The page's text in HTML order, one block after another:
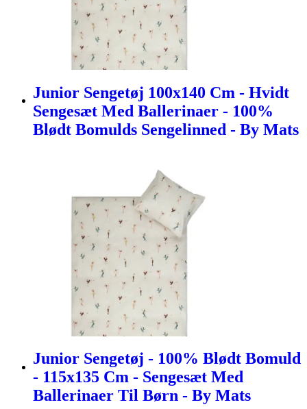
Junior Sengetøj 100x140 Cm - Hvidt
Sengesæt Med Ballerinaer - 100%
Blødt Bomulds Sengelinned - By Mats
Junior Sengetøj - 100% Blødt Bomuld
- 115x135 Cm - Sengesæt Med
Ballerinaer Til Børn - By Mats